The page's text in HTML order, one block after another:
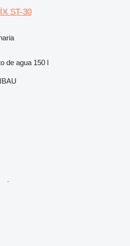
ST-30
de agua 150 l